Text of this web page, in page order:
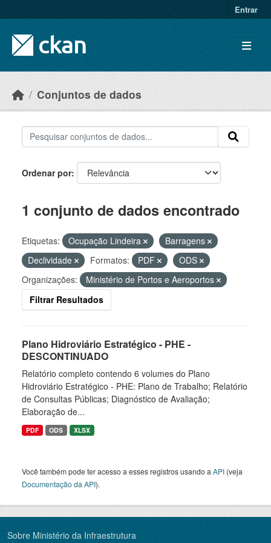
Entrar
Conjuntos de dados
Ordenar por
1 conjunto de dados encontrado
Etiquetas: Ocupação Lindeira
Barragens
Declividade
Formatos: PDF
ODS
Organizações:
Ministério de Portos e Aeroportos
Filtrar Resultados
Plano Hidroviário Estratégico - PHE -
DESCONTINUADO
Relatório completo contendo 6 volumes do Plano
Hidroviário Estratégico - PHE: Plano de Trabalho; Relatório
de Consultas Públicas; Diagnóstico de Avaliação;
Elaboração de...
PDF ODS XLSX
Você também pode ter acesso a esses registros usando a API (veja
Documentação da API).
Sobre Ministério da Infraestrutura